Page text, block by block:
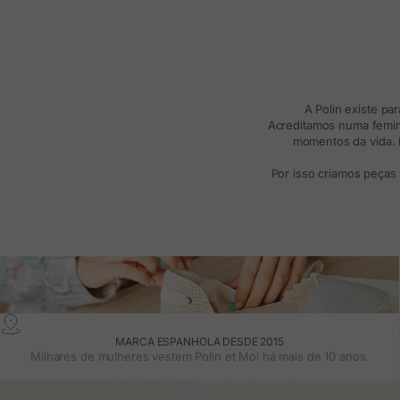
A Polin existe
Acreditamos numa
momentos da
Por isso criamos
MARCA ESPANHOLA DESDE 2015
Milhares de mulheres vestem Polin et Moi há mais de 10 anos.